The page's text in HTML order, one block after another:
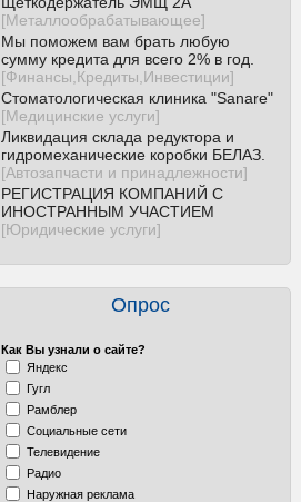
[Металлообрабатывающее]
Мы поможем вам брать любую
сумму кредита для всего 2% в год.
[Финансы,Кредиты,Инвестиции]
Стоматологическая клиника "Sanare"
[Медицинские услуги]
Ликвидация склада редуктора и
гидромеханические коробки БЕЛАЗ.
[Автозапчасти и принадлежности]
РЕГИСТРАЦИЯ КОМПАНИЙ С
ИНОСТРАННЫМ УЧАСТИЕМ
[Юридические услуги]
Опрос
Как Вы узнали о сайте?
Яндекс
Гугл
Рамблер
Социальные сети
Телевидение
Радио
Наружная реклама